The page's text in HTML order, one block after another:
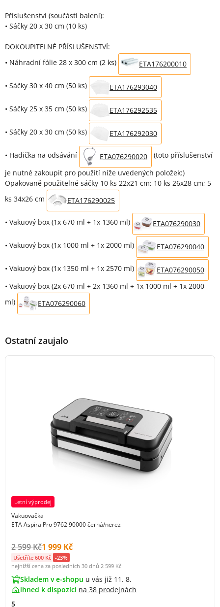
Příslušenství (součástí balení):
• Sáčky 20 x 30 cm (10 ks)
DOKOUPITELNÉ PŘÍSLUŠENSTVÍ:
• Náhradní fólie 28 x 300 cm (2 ks)
ETA176200010
• Sáčky 30 x 40 cm (50 ks) ETA176293040
• Sáčky 25 x 35 cm (50 ks) ETA176292535
• Sáčky 20 x 30 cm (50 ks) ETA176292030
• Hadička na odsávání ETA076290020
(toto příslušenství
je nutné zakoupit pro použití níže uvedených položek:)
Opakovaně použitelné sáčky 10 ks 22x21 cm; 10 ks 26x28 cm; 5
ks 34x26 cm
ETA176290025
• Vakuový box (1x 670 ml + 1x 1360 ml) ETA076290030
• Vakuový box (1x 1000 ml + 1x 2000 ml) ETA076290040
• Vakuový box (1x 1350 ml + 1x 2570 ml)
ETA076290050
• Vakuový box (2x 670 ml + 2x 1360 ml + 1x 1000 ml + 1x 2000
ml)
ETA076290060
Ostatní zaujalo
Letní výprodej
Vakuovačka
ETA Aspira Pro 9762 90000 černá/nerez
Původní cena s DPH:
2 599 KčCena s DPH:
1 999 Kč
Ušetříte 600 Kč -23%
nejnižší cena za posledních 30 dnů 2 599 Kč
Skladem v e-shopu u vás již 11. 8.
ihned k dispozici na 38 prodejnách
5